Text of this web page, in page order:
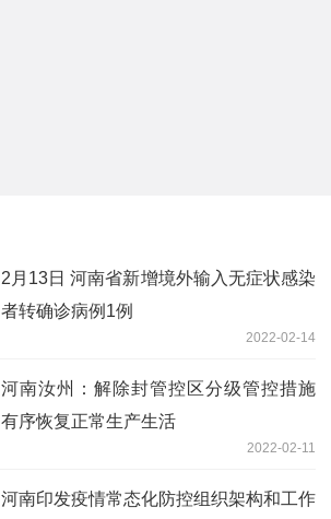
2月13日 河南省新增境外输入无症状感染
者转确诊病例1例
2022-02-14
河南汝州：解除封管控区分级管控措施
有序恢复正常生产生活
2022-02-11
河南印发疫情常态化防控组织架构和工作